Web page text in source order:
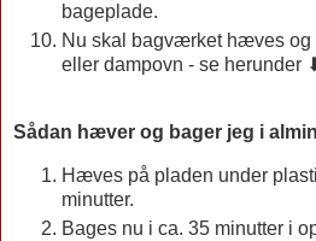
bageplade.
Nu skal bagværket hæves og
eller dampovn - se herunder
Sådan hæver og bager jeg i
Hæves på pladen under
minutter.
Bages nu i ca. 35 minutter i